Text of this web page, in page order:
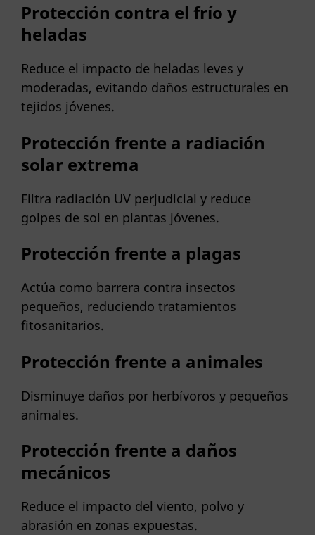
Protección contra el frío y
heladas
Reduce el impacto de heladas leves y
moderadas, evitando daños estructurales en
tejidos jóvenes.
Protección frente a radiación
solar extrema
Filtra radiación UV perjudicial y reduce
golpes de sol en plantas jóvenes.
Protección frente a plagas
Actúa como barrera contra insectos
pequeños, reduciendo tratamientos
fitosanitarios.
Protección frente a animales
Disminuye daños por herbívoros y pequeños
animales.
Protección frente a daños
mecánicos
Reduce el impacto del viento, polvo y
abrasión en zonas expuestas.